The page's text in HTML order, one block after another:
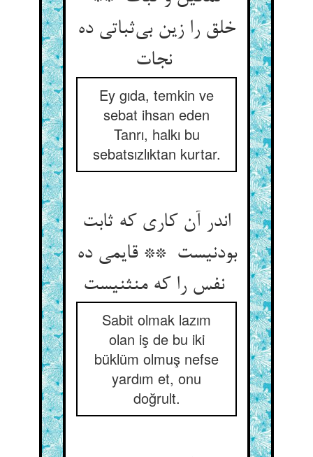
خلق را زین بی‌ثباتی ده
نجات
Ey gıda, temkin ve
sebat ihsan eden
Tanrı, halkı bu
sebatsızlıktan kurtar.
اندر آن کاری که ثابت
بودنیست ** قایمی ده
نفس را که منثنیست
Sabit olmak lazım
olan iş de bu iki
büklüm olmuş nefse
yardım et, onu
doğrult.